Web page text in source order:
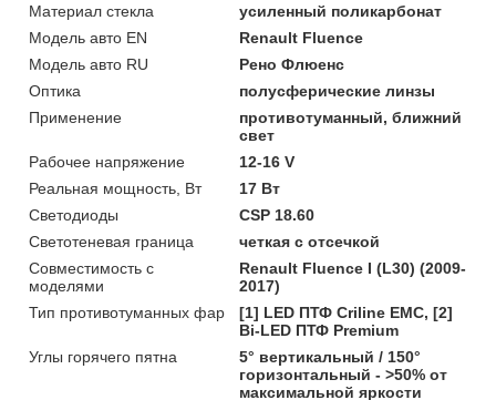
Материал стекла
усиленный поликарбонат
Модель авто EN
Renault Fluence
Модель авто RU
Рено Флюенс
Оптика
полусферические линзы
Применение
противотуманный, ближний
свет
Рабочее напряжение
12-16 V
Реальная мощность, Вт
17 Вт
Светодиоды
CSP 18.60
Светотеневая граница
четкая с отсечкой
Совместимость с
моделями
Renault Fluence I (L30) (2009-
2017)
Тип противотуманных фар
[1] LED ПТФ Crilinе EMC, [2]
Bi-LED ПТФ Premium
Углы горячего пятна
5° вертикальный / 150°
горизонтальный - >50% от
максимальной яркости